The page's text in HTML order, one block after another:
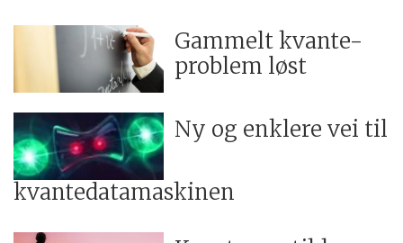
Gammelt kvante-
problem løst
Ny og enklere vei til
kvantedatamaskinen